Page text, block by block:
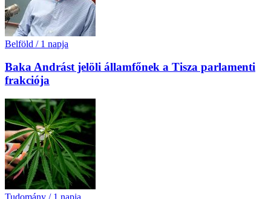
Belföld / 1 napja
Baka Andrást jelöli államfőnek a Tisza parlamenti
frakciója
Tudomány / 1 napja